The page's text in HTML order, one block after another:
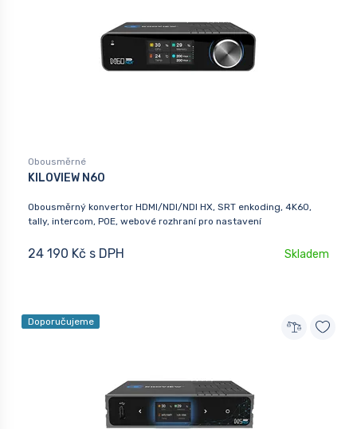
Obousměrné
KILOVIEW N60
Obousměrný konvertor HDMI/NDI/NDI HX, SRT enkoding, 4K60,
tally, intercom, POE, webové rozhraní pro nastavení
24 190 Kč s DPH Skladem
Doporučujeme